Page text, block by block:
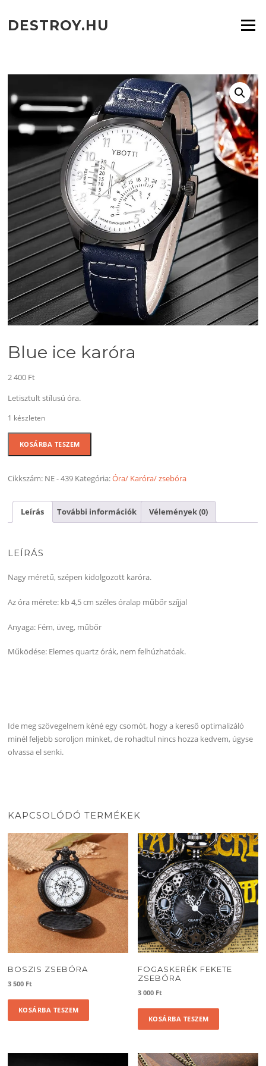
tartalomra
DESTROY.HU Menü
Blue ice karóra
2 400 Ft
Letisztult stílusú óra.
1 készleten
mennyiség
KOSÁRBA TESZEM
Cikkszám: NE - 439 Kategória:Óra/ Karóra/ zsebóra
Leírás További információk Vélemények (0)
LEÍRÁS
Nagy méretű, szépen kidolgozott karóra.
Az óra mérete: kb 4,5 cm széles óralap műbőr szíjjal
Anyaga: Fém, üveg, műbőr
Működése: Elemes quartz órák, nem felhúzhatóak.
Ide meg szövegelnem kéné egy csomót, hogy a kereső optimalizáló
minél feljebb soroljon minket, de rohadtul nincs hozza kedvem, úgyse
olvassa el senki.
KAPCSOLÓDÓ TERMÉKEK
BOSZIS ZSEBÓRA
3 500 Ft
KOSÁRBA TESZEM
FOGASKERÉK FEKETE
ZSEBÓRA
3 000 Ft
KOSÁRBA TESZEM